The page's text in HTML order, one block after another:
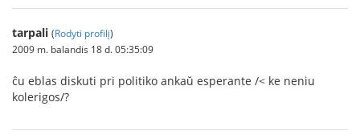
tarpali (Rodyti profilį)
2009 m. balandis 18 d. 05:35:09
ĉu eblas diskuti pri politiko ankaŭ esperante /< ke neniu
kolerigos/?